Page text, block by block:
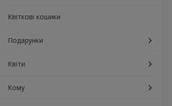
Квіткові кошики
Подарунки
Квіти
Кому